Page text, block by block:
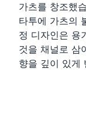
가츠를 창조했
타투에 가츠의
정 디자인은 용
것을 채널로 삼
향을 깊이 있게